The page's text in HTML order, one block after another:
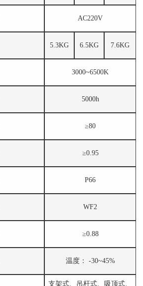
AC220V
5.3KG 6.5KG 7.6KG
3000~6500K
5000h
≥80
≥0.95
P66
WF2
≥0.88
温度： -30~45%
支架式、吊杆式、吸顶式、